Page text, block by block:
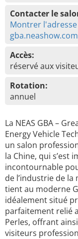
Contacter le
Montrer
gba.neashow.com
Accès:
réservé aux
Rotation:
annuel
La NEAS GBA –
Energy Vehicle
un salon
la Chine, qui s’est
incontournable
de l’industrie de la
tient au moderne
idéalement situé
parfaitement relié
Perles, offrant
visiteurs